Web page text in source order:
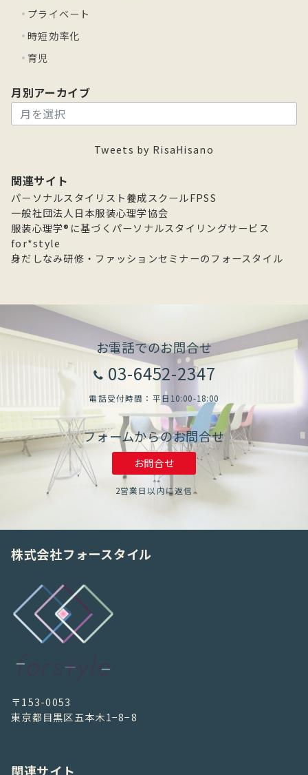
プライベート
時短効率化
育児
月別アーカイブ
別
イ
ブ
Tweets by RisaHisano
関連サイト
パーソナルスタイリスト養成スクールFPSS
一般社団法人日本服装心理学協会
服装心理学®に基づくパーソナルスタイリングサービス
for*style
身だしなみ研修・ファッションセミナーのフォースタイル
お電話でのお問合せ
03-6452-2347
電話受付時間：平日10:00-18:00
フォームからのお問合せ
お問合せ
2営業日以内に返信
株式会社フォースタイル
〒153-0053
東京都目黒区五本木1−8−8
関連サイト